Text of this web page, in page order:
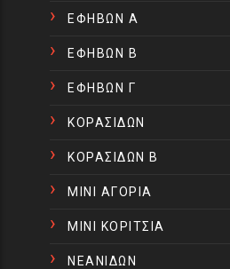
ΕΦΗΒΩΝ Α
ΕΦΗΒΩΝ Β
ΕΦΗΒΩΝ Γ
ΚΟΡΑΣΙΔΩΝ
ΚΟΡΑΣΙΔΩΝ Β
ΜΙΝΙ ΑΓΟΡΙΑ
ΜΙΝΙ ΚΟΡΙΤΣΙΑ
ΝΕΑΝΙΔΩΝ